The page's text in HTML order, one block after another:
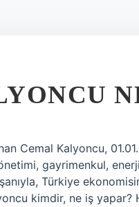
Cemal Kalyoncu,
gayrimenkul,
Türkiye
kimdir, ne iş